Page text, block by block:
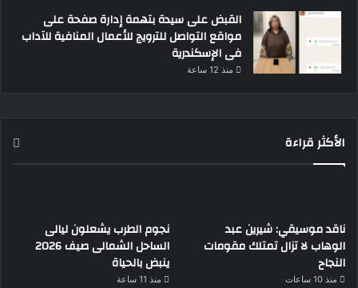
القبض على سيدة بتهمة إدارة صفحة على
مواقع التواصل للترويج للأعمال المنافية للآداب
فى الإسكندرية
منذ 12 ساعة
الأكثر قراءة
ناقد موسيقي: شيرين عبد
الوهاب لا تزال تمتلك مقومات
النجاح
منذ 10 ساعات
نجوم الطرب يشعلون ليالى
الساحل الشمالى صيف 2026
ينبض بالحياة
منذ 11 ساعة